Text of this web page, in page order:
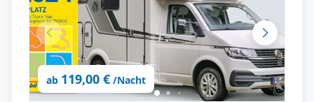
ab 119,00 € /Nacht